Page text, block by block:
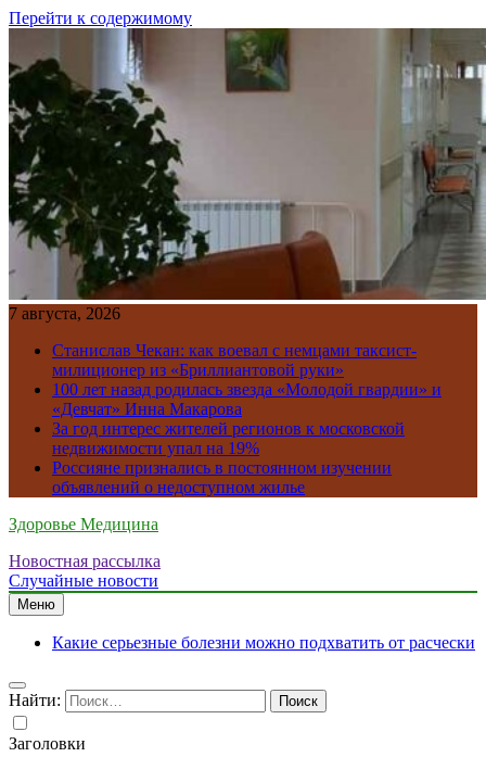
Перейти к содержимому
7 августа, 2026
Станислав Чекан: как воевал с немцами таксист-
милиционер из «Бриллиантовой руки»
100 лет назад родилась звезда «Молодой гвардии» и
«Девчат» Инна Макарова
За год интерес жителей регионов к московской
недвижимости упал на 19%
Россияне признались в постоянном изучении
объявлений о недоступном жилье
Здоровье Медицина
Новостная рассылка
Случайные новости
Меню
Какие серьезные болезни можно подхватить от расчески
Найти:
Заголовки